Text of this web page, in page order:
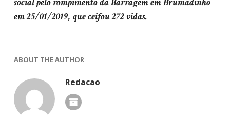
em 25/01/2019, que ceifou 272 vidas.
ABOUT THE AUTHOR
Redacao